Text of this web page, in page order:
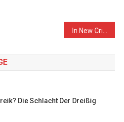
In New Crime of Excessive Use of Lethal Force against Peaceful Protesters in Gaza Strip, Israeli Forces Go too Far in Their Crimes, Killing 4 Palestinian Civilians, including Child, and Wounding 286 Civilians, including 42 Children, 9 Women, 4 Paramedics and 3 Journalists
Die Schlacht Der Dreißig